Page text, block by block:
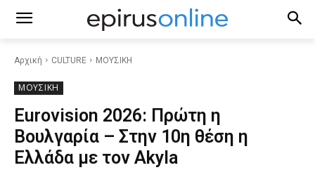
Αρχική CULTURE ΜΟΥΣΙΚΗ
ΜΟΥΣΙΚΗ
Eurovision 2026: Πρώτη η
Βουλγαρία – Στην 10η θέση η
Ελλάδα με τον Akyla